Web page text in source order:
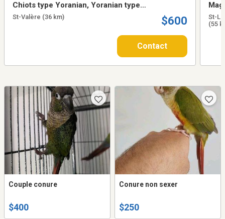
$600
Contact
Chiots type Yoranian, Yoranian type
Puppies
St-Valère (36 km)
St-
(55
Couple conure
$400
Conure non sexer
$250